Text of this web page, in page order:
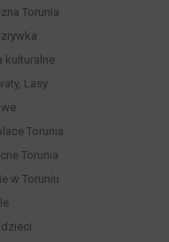
Torunia
kulturalne
Lasy
Torunia
Torunia
w Toruniu